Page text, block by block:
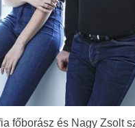
főborász és Nagy Zsolt